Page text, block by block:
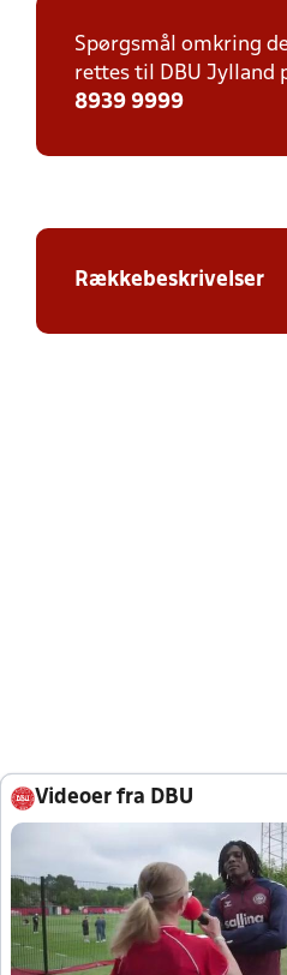
Spørgsmål omkring
rettes til DBU Jylland
8939 9999
Rækkebeskrivelser
Videoer fra DBU